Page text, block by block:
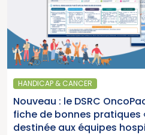
HANDICAP & CANCER
Nouveau : le DSRC
fiche de bonnes pratiques
destinée aux équipes